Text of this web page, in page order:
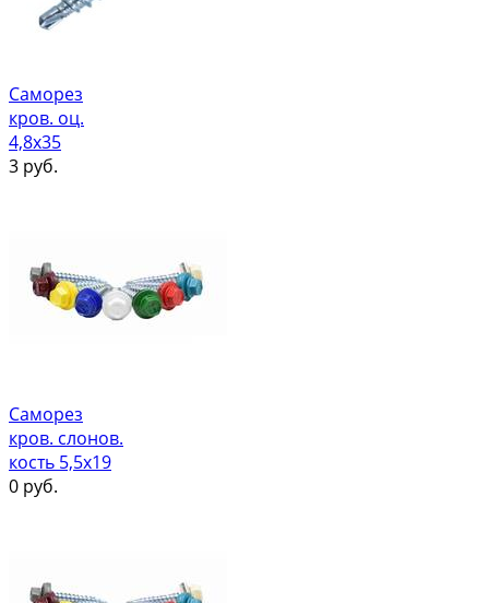
Саморез
кров. оц.
4,8х35
3 руб.
Саморез
кров. слонов.
кость 5,5х19
0 руб.